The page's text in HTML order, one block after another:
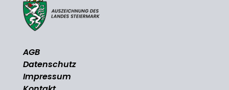
AGB
Datenschutz
Impressum